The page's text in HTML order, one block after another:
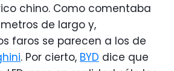
chino. Como comentaba
de largo y,
faros se parecen a los de
. Por cierto, BYD dice que